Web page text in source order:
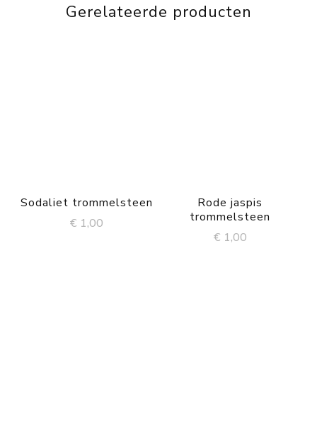
Gerelateerde producten
Sodaliet trommelsteen
€ 1,00
Rode jaspis
trommelsteen
€ 1,00